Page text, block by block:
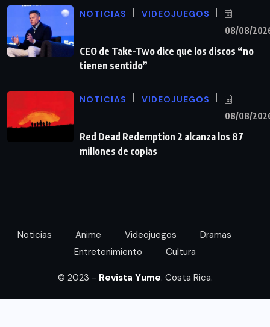
NOTICIAS VIDEOJUEGOS
08/08/
CEO de Take-Two dice que los discos “no
tienen sentido”
NOTICIAS VIDEOJUEGOS
08/08/
Red Dead Redemption 2 alcanza los 87
millones de copias
Noticias Anime Videojuegos
Dramas
Entretenimiento
Cultura
© 2023 - Revista Yume. Costa Rica.